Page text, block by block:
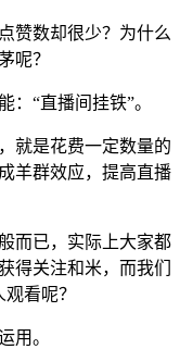
赞数却很少？为什么
呢？
“直播间挂铁”。
就是花费一定数量的
羊群效应，提高直播
而已，实际上大家都
得关注和米，而我们
看呢？
用。